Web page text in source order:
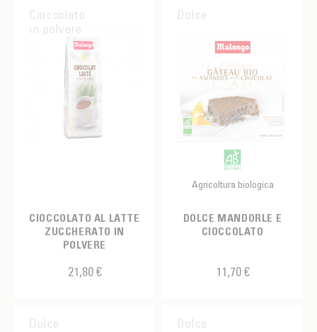
Uva
Vaniglia
Zucchero
Cioccolato
in polvere
CIOCCOLATO AL LATTE
ZUCCHERATO IN
POLVERE
21,80 €
Dolce
Agricoltura biologica
DOLCE MANDORLE E
CIOCCOLATO
11,70 €
Dolce Dolce